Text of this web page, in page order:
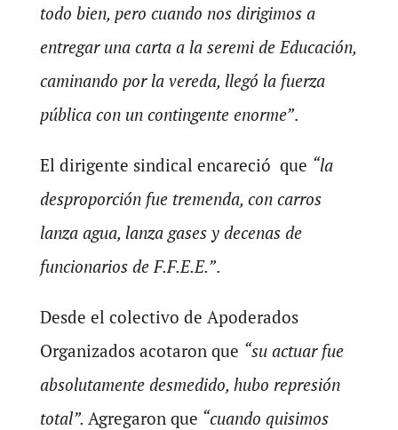
todo bien, pero cuando nos dirigimos a
entregar una carta a la seremi de Educación,
caminando por la vereda, llegó la fuerza
pública con un contingente enorme”.
El dirigente sindical encareció que “la
desproporción fue tremenda, con carros
lanza agua, lanza gases y decenas de
funcionarios de F.F.E.E.”.
Desde el colectivo de Apoderados
Organizados acotaron que “su actuar fue
absolutamente desmedido, hubo represión
total”. Agregaron que “cuando quisimos